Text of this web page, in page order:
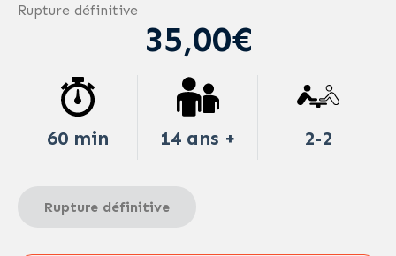
Rupture définitive
35,00€
60 min 14 ans + 2-2
Rupture définitive